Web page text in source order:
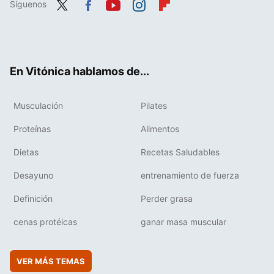
Síguenos
En Vitónica hablamos de...
Musculación Pilates
Proteínas Alimentos
Dietas Recetas Saludables
Desayuno entrenamiento de fuerza
Definición Perder grasa
cenas protéicas ganar masa muscular
VER MÁS TEMAS